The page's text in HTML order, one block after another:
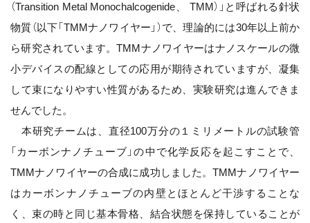
（Transition Metal Monochalcogenide、 TMM）」と呼ばれる針状
物質（以下「TMMナノワイヤー」）で、理論的には30年以上前か
ら研究されています。TMMナノワイヤーはナノスケールの微
小デバイスの配線としての応用が期待されていますが、凝集
して束になりやすい性質があるため、実験研究は進んできま
せんでした。
本研究チームは、直径100万分の１ミリメートルの試験管
「カーボンナノチューブ」の中で化学反応を起こすことで、
TMMナノワイヤーの合成に成功しました。TMMナノワイヤー
はカーボンナノチューブの内壁とほとんど干渉することな
く、束の時と同じ基本骨格、結合状態を保持していることが